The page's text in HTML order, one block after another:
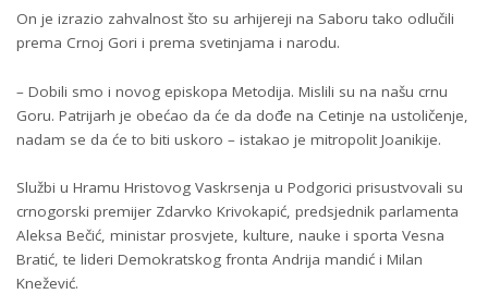
On je izrazio zahvalnost što su arhijereji na Saboru tako odlučili
prema Crnoj Gori i prema svetinjama i narodu.
– Dobili smo i novog episkopa Metodija. Mislili su na našu crnu
Goru. Patrijarh je obećao da će da dođe na Cetinje na ustoličenje,
nadam se da će to biti uskoro – istakao je mitropolit Јoanikije.
Službi u Hramu Hristovog Vaskrsenja u Podgorici prisustvovali su
crnogorski premijer Zdarvko Krivokapić, predsjednik parlamenta
Aleksa Bečić, ministar prosvjete, kulture, nauke i sporta Vesna
Bratić, te lideri Demokratskog fronta Andrija mandić i Milan
Knežević.